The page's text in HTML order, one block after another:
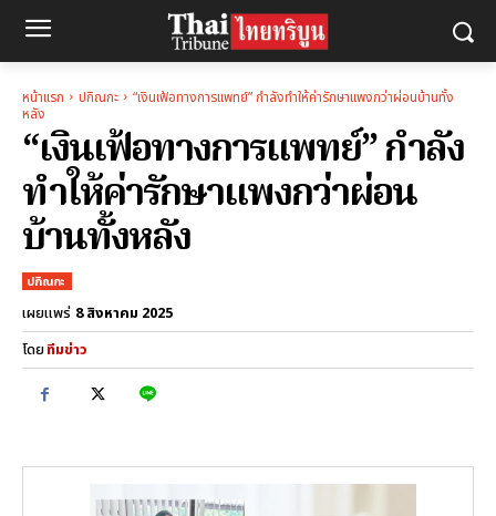
หน้าแรก ปกิณกะ
“เงินเฟ้อทางการแพทย์” กำลังทำให้ค่ารักษาแพงกว่าผ่อนบ้านทั้ง
หลัง
“เงินเฟ้อทางการแพทย์” กำลัง
ทำให้ค่ารักษาแพงกว่าผ่อน
บ้านทั้งหลัง
ปกิณกะ
เผยแพร่ 8 สิงหาคม 2025
โดยทีมข่าว